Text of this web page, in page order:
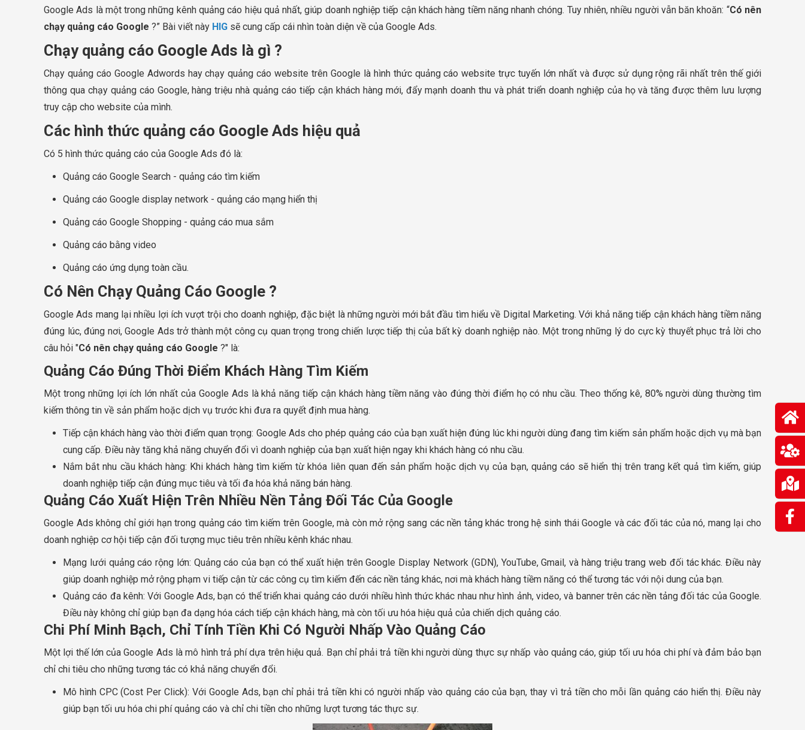
Google Ads là một trong những kênh quảng cáo hiệu quả nhất, giúp doanh nghiệp tiếp cận khách hàng tiềm năng nhanh chóng. Tuy nhiên, nhiều người vẫn băn khoăn: “Có nên
chạy quảng cáo Google ?” Bài viết này HIG sẽ cung cấp cái nhìn toàn diện về của Google Ads.
Chạy quảng cáo Google Ads là gì ?
Chạy quảng cáo Google Adwords hay chạy quảng cáo website trên Google là hình thức quảng cáo website trực tuyến lớn nhất và được sử dụng rộng rãi nhất trên thế giới
thông qua chạy quảng cáo Google, hàng triệu nhà quảng cáo tiếp cận khách hàng mới, đẩy mạnh doanh thu và phát triển doanh nghiệp của họ và tăng được thêm lưu lượng
truy cập cho website của mình.
Các hình thức quảng cáo Google Ads hiệu quả
Có 5 hình thức quảng cáo của Google Ads đó là:
Quảng cáo Google Search - quảng cáo tìm kiếm
Quảng cáo Google display network - quảng cáo mạng hiển thị
Quảng cáo Google Shopping - quảng cáo mua sắm
Quảng cáo bằng video
Quảng cáo ứng dụng toàn cầu.
Có Nên Chạy Quảng Cáo Google ?
Google Ads mang lại nhiều lợi ích vượt trội cho doanh nghiệp, đặc biệt là những người mới bắt đầu tìm hiểu về Digital Marketing. Với khả năng tiếp cận khách hàng tiềm năng
đúng lúc, đúng nơi, Google Ads trở thành một công cụ quan trọng trong chiến lược tiếp thị của bất kỳ doanh nghiệp nào. Một trong những lý do cực kỳ thuyết phục trả lời cho
câu hỏi "Có nên chạy quảng cáo Google ?" là:
Quảng Cáo Đúng Thời Điểm Khách Hàng Tìm Kiếm
Một trong những lợi ích lớn nhất của Google Ads là khả năng tiếp cận khách hàng tiềm năng vào đúng thời điểm họ có nhu cầu. Theo thống kê, 80% người dùng thường tìm
kiếm thông tin về sản phẩm hoặc dịch vụ trước khi đưa ra quyết định mua hàng.
Tiếp cận khách hàng vào thời điểm quan trọng: Google Ads cho phép quảng cáo của bạn xuất hiện đúng lúc khi người dùng đang tìm kiếm sản phẩm hoặc dịch vụ mà bạn
cung cấp. Điều này tăng khả năng chuyển đổi vì doanh nghiệp của bạn xuất hiện ngay khi khách hàng có nhu cầu.
Nắm bắt nhu cầu khách hàng: Khi khách hàng tìm kiếm từ khóa liên quan đến sản phẩm hoặc dịch vụ của bạn, quảng cáo sẽ hiển thị trên trang kết quả tìm kiếm, giúp
doanh nghiệp tiếp cận đúng mục tiêu và tối đa hóa khả năng bán hàng.
Quảng Cáo Xuất Hiện Trên Nhiều Nền Tảng Đối Tác Của Google
Google Ads không chỉ giới hạn trong quảng cáo tìm kiếm trên Google, mà còn mở rộng sang các nền tảng khác trong hệ sinh thái Google và các đối tác của nó, mang lại cho
doanh nghiệp cơ hội tiếp cận đối tượng mục tiêu trên nhiều kênh khác nhau.
Mạng lưới quảng cáo rộng lớn: Quảng cáo của bạn có thể xuất hiện trên Google Display Network (GDN), YouTube, Gmail, và hàng triệu trang web đối tác khác. Điều này
giúp doanh nghiệp mở rộng phạm vi tiếp cận từ các công cụ tìm kiếm đến các nền tảng khác, nơi mà khách hàng tiềm năng có thể tương tác với nội dung của bạn.
Quảng cáo đa kênh: Với Google Ads, bạn có thể triển khai quảng cáo dưới nhiều hình thức khác nhau như hình ảnh, video, và banner trên các nền tảng đối tác của Google.
Điều này không chỉ giúp bạn đa dạng hóa cách tiếp cận khách hàng, mà còn tối ưu hóa hiệu quả của chiến dịch quảng cáo.
Chi Phí Minh Bạch, Chỉ Tính Tiền Khi Có Người Nhấp Vào Quảng Cáo
Một lợi thế lớn của Google Ads là mô hình trả phí dựa trên hiệu quả. Bạn chỉ phải trả tiền khi người dùng thực sự nhấp vào quảng cáo, giúp tối ưu hóa chi phí và đảm bảo bạn
chỉ chi tiêu cho những tương tác có khả năng chuyển đổi.
Mô hình CPC (Cost Per Click): Với Google Ads, bạn chỉ phải trả tiền khi có người nhấp vào quảng cáo của bạn, thay vì trả tiền cho mỗi lần quảng cáo hiển thị. Điều này
giúp bạn tối ưu hóa chi phí quảng cáo và chỉ chi tiền cho những lượt tương tác thực sự.